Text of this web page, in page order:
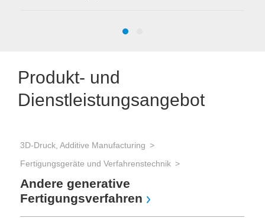
Produkt- und
Dienstleistungsangebot
3D-Druck, Additive Manufacturing
Fertigungsgeräte und Verfahrenstechnik
Andere generative
Fertigungsverfahren